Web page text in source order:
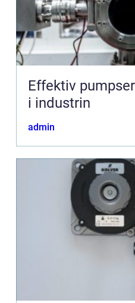
Effektiv
i industrin
admin